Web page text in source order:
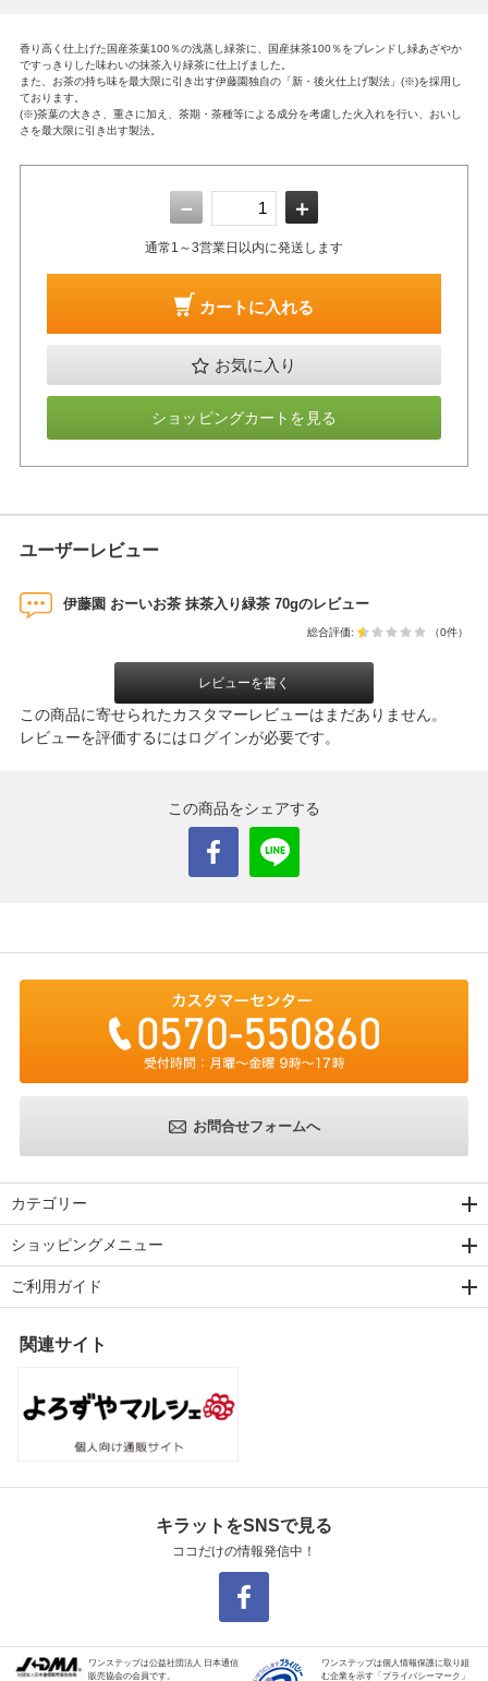
香り高く仕上げた国産茶葉100％の浅蒸し緑茶に、国産抹茶100％をブレンドし緑あざやか
ですっきりした味わいの抹茶入り緑茶に仕上げました。
また、お茶の持ち味を最大限に引き出す伊藤園独自の「新・後火仕上げ製法」(※)を採用し
ております。
(※)茶葉の大きさ、重さに加え、茶期・茶種等による成分を考慮した火入れを行い、おいし
さを最大限に引き出す製法。
－ ＋
通常1～3営業日以内に発送します
カートに入れる
お気に入り
ショッピングカートを見る
ユーザーレビュー
伊藤園 おーいお茶 抹茶入り緑茶 70gのレビュー
総合評価: （0件）
レビューを書く
この商品に寄せられたカスタマーレビューはまだありません。
レビューを評価するにはログインが必要です。
この商品をシェアする
お問合せフォームへ
カテゴリー
ショッピングメニュー
ご利用ガイド
関連サイト
キラットをSNSで見る
ココだけの情報発信中！
ワンステップは公益社団法人 日本通信
販売協会の会員です。
ワンステップは個人情報保護に取り組
む企業を示す「プライバシーマーク」